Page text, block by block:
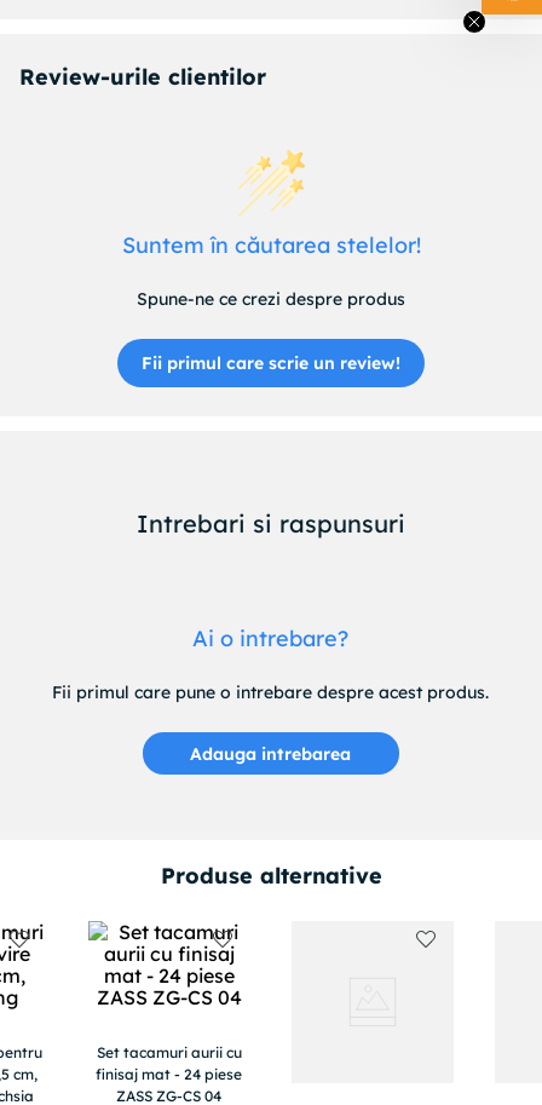
Review-urile clientilor
Suntem în căutarea stelelor!
Spune-ne ce crezi despre produs
Fii primul care scrie un review!
Intrebari si raspunsuri
Ai o intrebare?
Fii primul care pune o intrebare despre acest produs.
Adauga intrebarea
Produse alternative
cm,
Set tacamuri aurii cu
finisaj mat - 24 piese
ZASS ZG-CS 04